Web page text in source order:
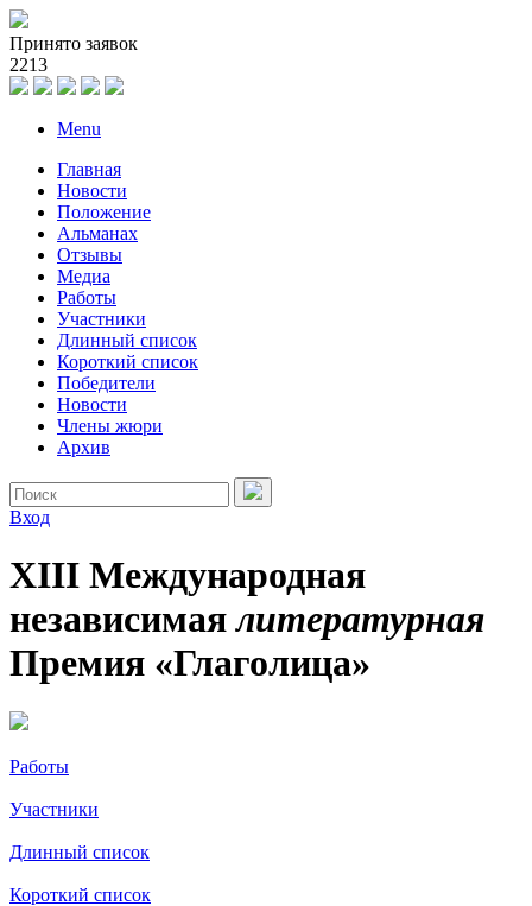
Принято заявок
2213
Menu
Главная
Новости
Положение
Альманах
Отзывы
Медиа
Работы
Участники
Длинный список
Короткий список
Победители
Новости
Члены жюри
Архив
Вход
XIII Международная
независимаялитературная
Премия «Глаголица»
Работы
Участники
Длинный список
Короткий список